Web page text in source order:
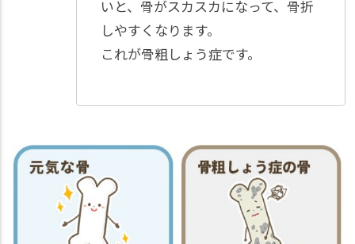
いと、骨がスカスカになって、骨折
しやすくなります。
これが骨粗しょう症です。